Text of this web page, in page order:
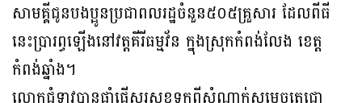
សាមគ្គីជូនបងប្អូនប្រជាពលរដ្ឋចំនួន៥០៥គ្រួសារ ដែលពីធី
នេះប្រារព្ធឡើងនៅវត្តគីរីធម្មវ័ន ក្នុងស្រុកកំពង់លែង ខេត្ត
កំពង់ឆ្នាំង។